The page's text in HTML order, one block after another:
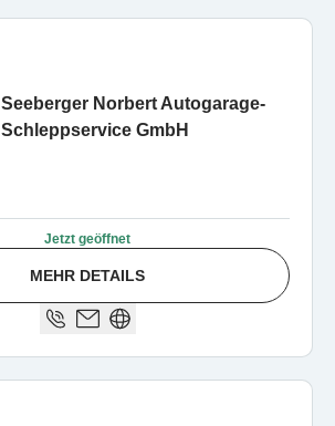
Seeberger Norbert Autogarage-
Schleppservice GmbH
Jetzt geöffnet
MEHR DETAILS